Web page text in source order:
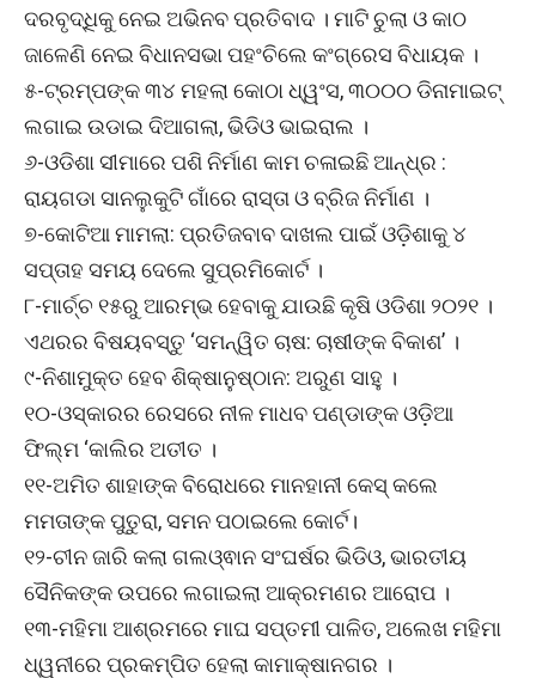
ଦରବୃଦ୍ଧିକୁ ନେଇ ଅଭିନବ ପ୍ରତିବାଦ । ମାଟି ଚୁଲା ଓ କାଠ
ଜାଳେଣି ନେଇ ବିଧାନସଭା ପହଂଚିଲେ କଂଗ୍ରେସ ବିଧାୟକ ।
୫-ଟ୍ରମ୍ପଙ୍କ ୩୪ ମହଲା କୋଠା ଧ୍ୱଂସ, ୩୦୦୦ ଡିନାମାଇଟ୍
ଲଗାଇ ଉଡାଇ ଦିଆଗଲା, ଭିଡିଓ ଭାଇରାଲ ।
୬-ଓଡିଶା ସୀମାରେ ପଶି ନିର୍ମାଣ କାମ ଚଳାଇଛି ଆନ୍ଧ୍ର :
ରାୟଗଡା ସାନଲୁକୁଟି ଗାଁରେ ରାସ୍ତା ଓ ବ୍ରିଜ ନିର୍ମାଣ ।
୭-କୋଟିଆ ମାମଲା: ପ୍ରତିଜବାବ ଦାଖଲ ପାଇଁ ଓଡ଼ିଶାକୁ ୪
ସପ୍ତାହ ସମୟ ଦେଲେ ସୁପ୍ରମିକୋର୍ଟ ।
୮-ମାର୍ଚ୍ଚ ୧୫ରୁ ଆରମ୍ଭ ହେବାକୁ ଯାଉଛି କୃଷି ଓଡିଶା ୨୦୨୧ ।
ଏଥରର ବିଷୟବସ୍ତୁ ‘ସମନ୍ୱିତ ଚାଷ: ଚାଷୀଙ୍କ ବିକାଶ’ ।
୯-ନିଶାମୁକ୍ତ ହେବ ଶିକ୍ଷାନୁଷ୍ଠାନ: ଅରୁଣ ସାହୁ ।
୧୦-ଓସ୍କାରର ରେସରେ ନୀଳ ମାଧବ ପଣ୍ଡାଙ୍କ ଓଡ଼ିଆ
ଫିଲ୍ମ ‘କାଲିର ଅତୀତ ।
୧୧-ଅମିତ ଶାହାଙ୍କ ବିରୋଧରେ ମାନହାନୀ କେସ୍ କଲେ
ମମତାଙ୍କ ପୁତୁରା, ସମନ ପଠାଇଲେ କୋର୍ଟ।
୧୨-ଚୀନ ଜାରି କଲା ଗଲଓ୍ଵାନ ସଂଘର୍ଷର ଭିଡିଓ, ଭାରତୀୟ
ସୈନିକଙ୍କ ଉପରେ ଲଗାଇଲା ଆକ୍ରମଣର ଆରୋପ ।
୧୩-ମହିମା ଆଶ୍ରମରେ ମାଘ ସପ୍ତମୀ ପାଳିତ, ଅଲେଖ ମହିମା
ଧ୍ୱନୀରେ ପ୍ରକମ୍ପିତ ହେଲା କାମାକ୍ଷାନଗର ।